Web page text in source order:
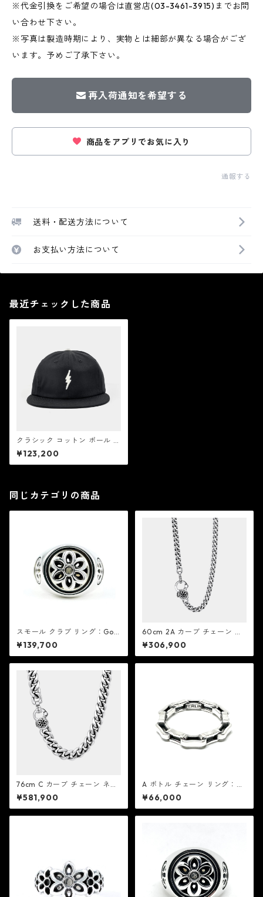
※代金引換をご希望の場合は直営店(03-3461-3915)までお問
い合わせ下さい。
※写真は製造時期により、実物とは細部が異なる場合がござ
います。予めご了承下さい。
再入荷通知を希望する
商品をアプリでお気に入り
通報する
送料・配送方法について
お支払い方法について
最近チェックした商品
クラシック コットン ボール キ
ャップ シャザム ブラック：G
ood Art HLYWD グッド アー
ト ハリウッド
¥123,200
同じカテゴリの商品
スモール クラブ リング：Goo
d Art HLYWD グッド アート
ハリウッド
¥139,700
60cm 2A カーブ チェーン ネ
ックレス：Good Art HLYWD
グッド アート ハリウッド
¥306,900
76cm C カーブ チェーン ネッ
クレス：Good Art HLYWD グ
ッド アート ハリウッド
¥581,900
A ボトル チェーン リング：G
ood Art HLYWD グッド アー
ト ハリウッド
¥66,000